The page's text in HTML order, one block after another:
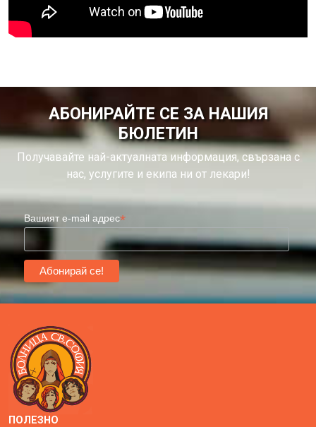
АБОНИРАЙТЕ СЕ ЗА НАШИЯ
БЮЛЕТИН
Получавайте най-актуалната информация, свързана с
нас, услугите и екипа ни от лекари!
Вашият e-mail адрес*
ПОЛЕЗНО